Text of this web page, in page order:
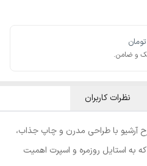
تومان
نظرات کاربران
آرشیو با طراحی مدرن و چاپ جذاب،
به استایل روزمره و اسپرت اهمیت